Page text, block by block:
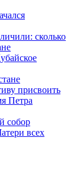
сколько
присвоить
Петра
собор
всех